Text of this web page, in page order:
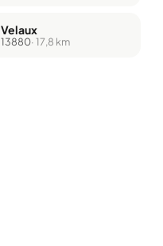
Velaux
13880· 17,8 km